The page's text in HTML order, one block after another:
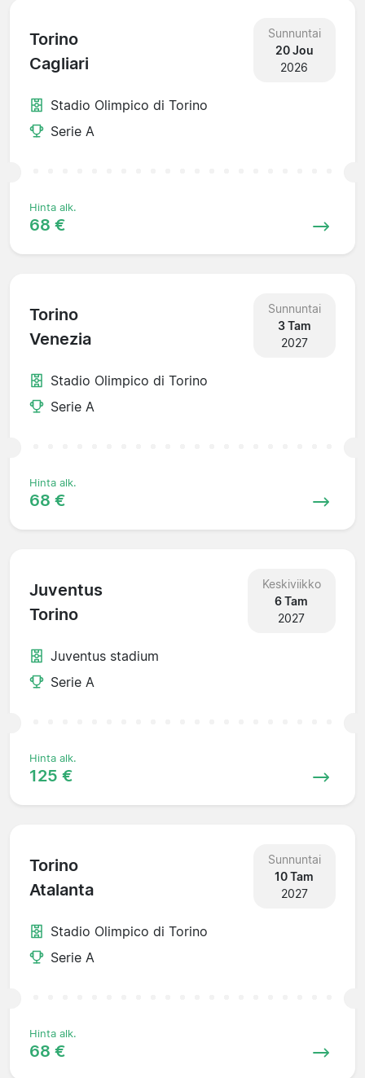
Torino
Cagliari
Sunnuntai
20 Jou
2026
Stadio Olimpico di Torino
Serie A
Hinta alk.
68 €
Torino
Venezia
Sunnuntai
3 Tam
2027
Stadio Olimpico di Torino
Serie A
Hinta alk.
68 €
Juventus
Torino
Keskiviikko
6 Tam
2027
Juventus stadium
Serie A
Hinta alk.
125 €
Torino
Atalanta
Sunnuntai
10 Tam
2027
Stadio Olimpico di Torino
Serie A
Hinta alk.
68 €